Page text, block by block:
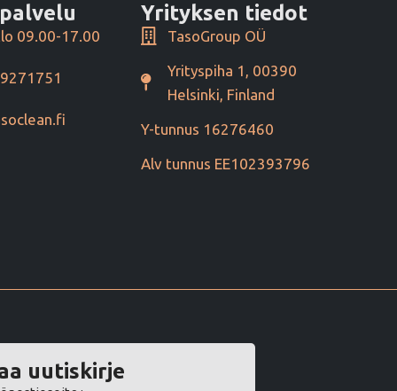
09.00-17.00
Yrityksen tiedot
TasoGroup OÜ
Yrityspiha 1, 00390
Helsinki, Finland
Y-tunnus 16276460
Alv tunnus EE102393796
uutiskirje